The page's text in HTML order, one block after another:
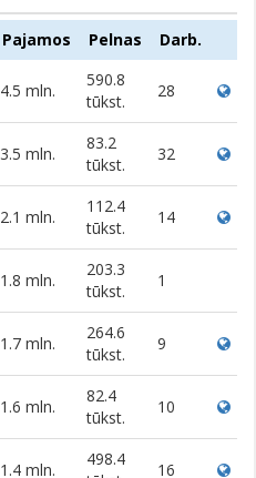
Pajamos Pelnas Darb.
4.5 mln.
590.8
tūkst.
28
3.5 mln.
83.2
tūkst.
32
2.1 mln.
112.4
tūkst.
14
1.8 mln.
203.3
tūkst.
1
1.7 mln.
264.6
tūkst.
9
1.6 mln.
82.4
tūkst.
10
1.4 mln.
498.4
16